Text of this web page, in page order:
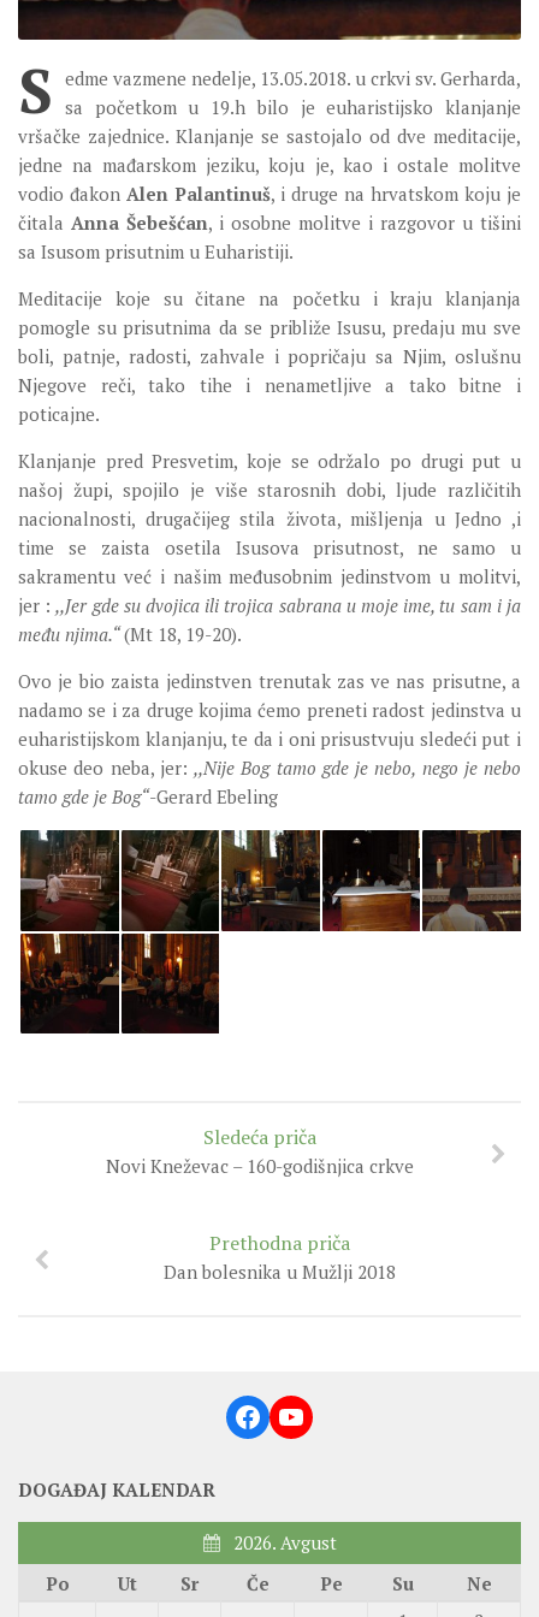
SEVERNI DEKANAT
JUŽNI DEKANAT
ARHIVA
ARHIVA GALERIJA
SINODA
SINODSKA MOLITVA
MOTO I LOGO
SINODSKI URED
RADNE GRUPE SINODE
SINODSKI VESNIK
ZAŠTITA MALOLJETNIKA
S edme vazmene nedelje, 13.05.2018. u crkvi sv. Gerharda,
sa početkom u 19.h bilo je euharistijsko klanjanje
vršačke zajednice. Klanjanje se sastojalo od dve meditacije,
jedne na mađarskom jeziku, koju je, kao i ostale molitve
vodio đakon Alen Palantinuš, i druge na hrvatskom koju je
čitala Anna Šebešćan, i osobne molitve i razgovor u tišini
sa Isusom prisutnim u Euharistiji.
Meditacije koje su čitane na početku i kraju klanjanja
pomogle su prisutnima da se približe Isusu, predaju mu sve
boli, patnje, radosti, zahvale i popričaju sa Njim, oslušnu
Njegove reči, tako tihe i nenametljive a tako bitne i
poticajne.
Klanjanje pred Presvetim, koje se održalo po drugi put u
našoj župi, spojilo je više starosnih dobi, ljude različitih
nacionalnosti, drugačijeg stila života, mišljenja u Jedno ,i
time se zaista osetila Isusova prisutnost, ne samo u
sakramentu već i našim međusobnim jedinstvom u molitvi,
jer :,,Jer gde su dvojica ili trojica sabrana u moje ime, tu sam i ja
među njima.“(Mt 18, 19-20).
Ovo je bio zaista jedinstven trenutak zas ve nas prisutne, a
nadamo se i za druge kojima ćemo preneti radost jedinstva u
euharistijskom klanjanju, te da i oni prisustvuju sledeći put i
okuse deo neba, jer: ,,Nije Bog tamo gde je nebo, nego je nebo
tamo gde je Bog“-Gerard Ebeling
Sledeća priča
Novi Kneževac – 160-godišnjica crkve
Prethodna priča
Dan bolesnika u Mužlji 2018
Facebook
YouTube
DOGAĐAJ KALENDAR
2026. Avgust
Po
Ut Sr Če Pe Su
Ne